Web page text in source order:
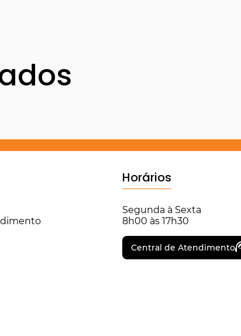
Horários
Segunda à Sexta
8h00 às 17h30
Central de Atendimento